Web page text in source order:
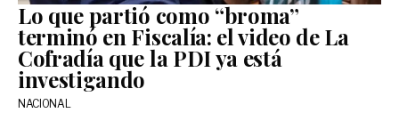
Lo que partió como “broma”
terminó en Fiscalía: el video de La
Cofradía que la PDI ya está
investigando
NACIONAL